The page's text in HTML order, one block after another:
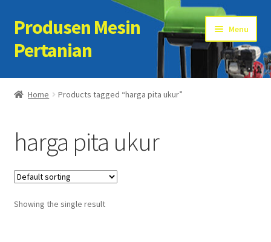
Skip
to
navigation
Skip
to
content
Produsen Mesin
Pertanian
Menu
Home
Cart
Checkout
Kontak Kami
Home Products tagged “harga pita ukur”
harga pita ukur
Showing the single result